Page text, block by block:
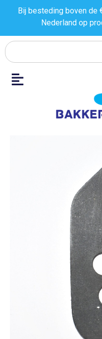
Bij besteding boven de
Nederland op